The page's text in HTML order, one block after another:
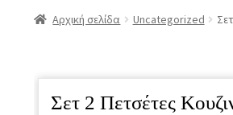
Αρχική σελίδα Uncategorized
Σετ 2 Πετσέτες